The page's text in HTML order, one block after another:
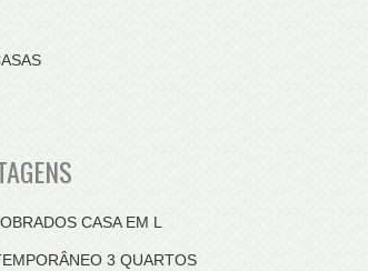
CASA EM L
3 QUARTOS